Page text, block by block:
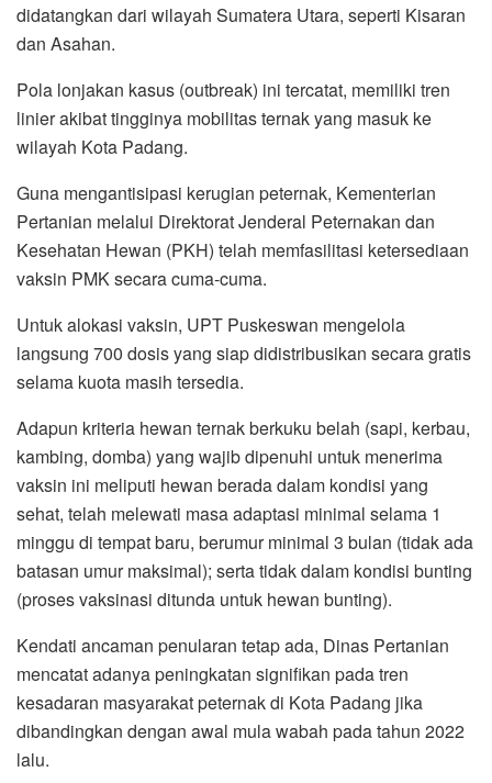
didatangkan dari wilayah Sumatera Utara, seperti Kisaran
dan Asahan.
Pola lonjakan kasus (outbreak) ini tercatat, memiliki tren
linier akibat tingginya mobilitas ternak yang masuk ke
wilayah Kota Padang.
Guna mengantisipasi kerugian peternak, Kementerian
Pertanian melalui Direktorat Jenderal Peternakan dan
Kesehatan Hewan (PKH) telah memfasilitasi ketersediaan
vaksin PMK secara cuma-cuma.
Untuk alokasi vaksin, UPT Puskeswan mengelola
langsung 700 dosis yang siap didistribusikan secara gratis
selama kuota masih tersedia.
Adapun kriteria hewan ternak berkuku belah (sapi, kerbau,
kambing, domba) yang wajib dipenuhi untuk menerima
vaksin ini meliputi hewan berada dalam kondisi yang
sehat, telah melewati masa adaptasi minimal selama 1
minggu di tempat baru, berumur minimal 3 bulan (tidak ada
batasan umur maksimal); serta tidak dalam kondisi bunting
(proses vaksinasi ditunda untuk hewan bunting).
Kendati ancaman penularan tetap ada, Dinas Pertanian
mencatat adanya peningkatan signifikan pada tren
kesadaran masyarakat peternak di Kota Padang jika
dibandingkan dengan awal mula wabah pada tahun 2022
lalu.